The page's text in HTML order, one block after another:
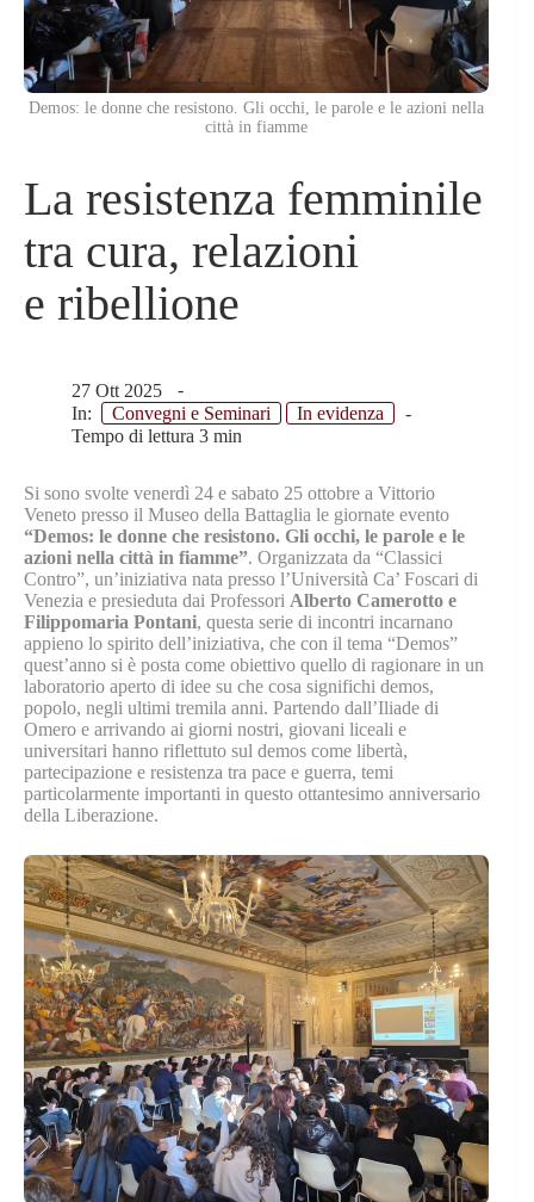
Demos: le donne che resistono. Gli occhi, le parole e le azioni nella
città in fiamme
La resistenza femminile
tra cura, relazioni
e ribellione
27 Ott 2025
In:
Convegni e Seminari
In evidenza
Tempo di lettura 3 min
Si sono svolte venerdì 24 e sabato 25 ottobre a Vittorio
Veneto presso il Museo della Battaglia le giornate evento
“Demos: le donne che resistono. Gli occhi, le parole e le
azioni nella città in fiamme”. Organizzata da “Classici
Contro”, un’iniziativa nata presso l’Università Ca’ Foscari di
Venezia e presieduta dai Professori Alberto Camerotto e
Filippomaria Pontani, questa serie di incontri incarnano
appieno lo spirito dell’iniziativa, che con il tema “Demos”
quest’anno si è posta come obiettivo quello di ragionare in un
laboratorio aperto di idee su che cosa significhi demos,
popolo, negli ultimi tremila anni. Partendo dall’Iliade di
Omero e arrivando ai giorni nostri, giovani liceali e
universitari hanno riflettuto sul demos come libertà,
partecipazione e resistenza tra pace e guerra, temi
particolarmente importanti in questo ottantesimo anniversario
della Liberazione.